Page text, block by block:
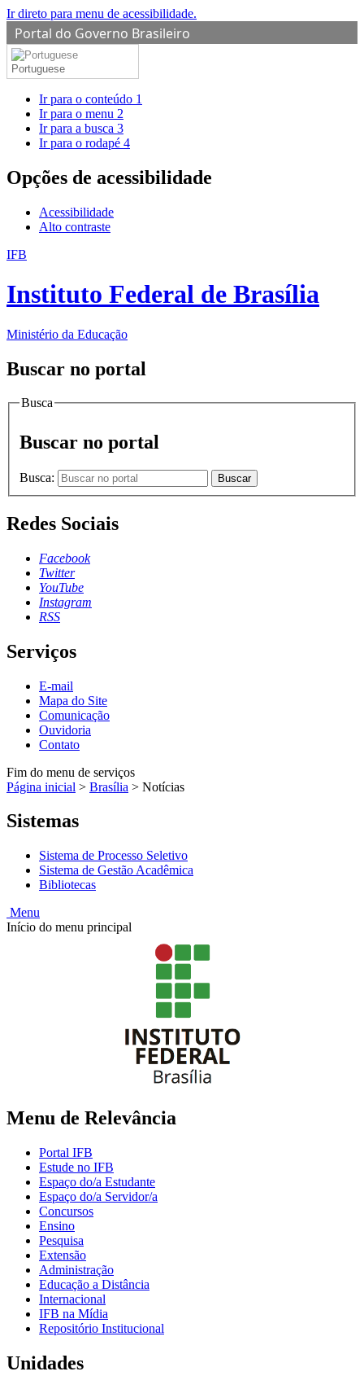
Ir direto para menu de acessibilidade.
Portal do Governo Brasileiro
Portuguese
Ir para o conteúdo 1
Ir para o menu 2
Ir para a busca 3
Ir para o rodapé 4
Opções de acessibilidade
Acessibilidade
Alto contraste
IFB
Instituto Federal de Brasília
Ministério da Educação
Buscar no portal
Busca
Buscar no portal
Busca: Buscar
Redes Sociais
Facebook
Twitter
YouTube
Instagram
RSS
Serviços
E-mail
Mapa do Site
Comunicação
Ouvidoria
Contato
Fim do menu de serviços
Página inicial > Brasília > Notícias
Sistemas
Sistema de Processo Seletivo
Sistema de Gestão Acadêmica
Bibliotecas
Menu
Início do menu principal
Menu de Relevância
Portal IFB
Estude no IFB
Espaço do/a Estudante
Espaço do/a Servidor/a
Concursos
Ensino
Pesquisa
Extensão
Administração
Educação a Distância
Internacional
IFB na Mídia
Repositório Institucional
Unidades